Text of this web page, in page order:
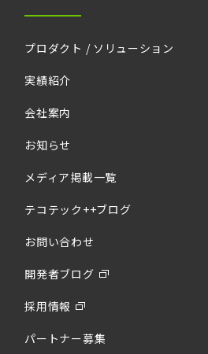
プロダクト / ソリューション
実績紹介
会社案内
お知らせ
メディア掲載一覧
テコテック++ブログ
お問い合わせ
開発者ブログ
採用情報
パートナー募集